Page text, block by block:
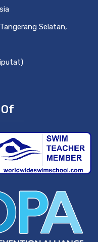
Selatan,